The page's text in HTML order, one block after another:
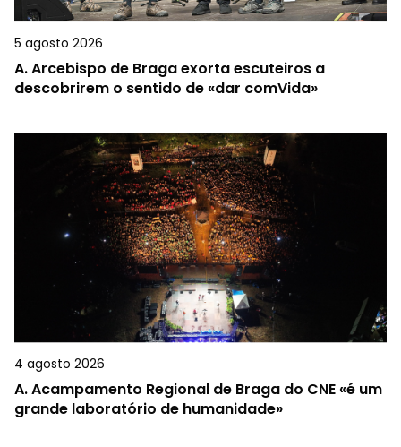
5 agosto 2026
A.Arcebispo de Braga exorta escuteiros a
descobrirem o sentido de «dar comVida»
4 agosto 2026
A.Acampamento Regional de Braga do CNE «é um
grande laboratório de humanidade»